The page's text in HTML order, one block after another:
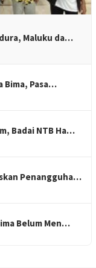
Maluku da…
Bima, Pasa…
Badai NTB Ha…
Penangguha…
Belum Men…